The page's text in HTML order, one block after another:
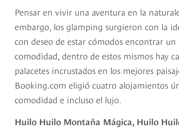
Pensar en vivir una aventura en la
embargo, los glamping surgieron con la
con deseo de estar cómodos encontrar
comodidad, dentro de estos mismos hay
palacetes incrustados en los mejores
Booking.com eligió cuatro alojamientos
comodidad e incluso el lujo.
Huilo Huilo Montaña Mágica, Huilo